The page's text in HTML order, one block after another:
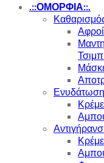
.::ΟΜΟΡΦΙΑ::.
Ενυδάτωση